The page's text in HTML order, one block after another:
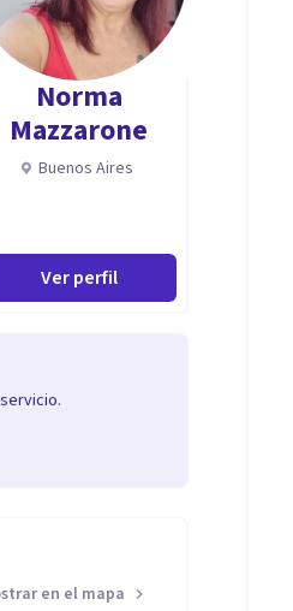
Norma
Mazzarone
Buenos Aires
Ver perfil
en el mapa